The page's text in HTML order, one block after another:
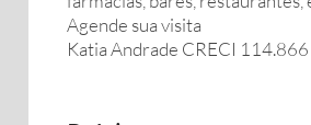
Agende sua visita
Katia Andrade CRECI 114.866